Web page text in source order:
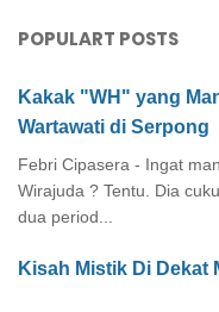
POPULART POSTS
Kakak "WH" yang
Wartawati di Serpong
Febri Cipasera - Ingat
Wirajuda ? Tentu. Dia
dua period...
Kisah Mistik Di Dekat